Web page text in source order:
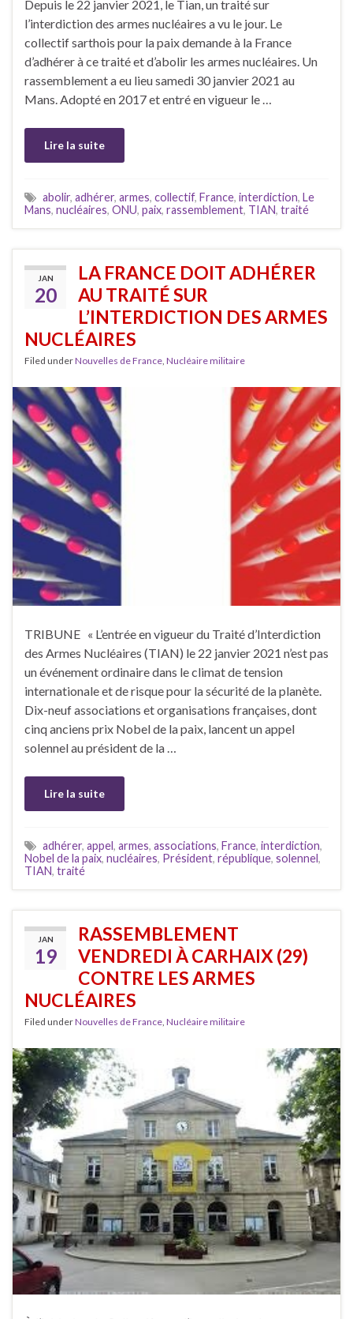
Depuis le 22 janvier 2021, le Tian, un traité sur
l’interdiction des armes nucléaires a vu le jour. Le
collectif sarthois pour la paix demande à la France
d’adhérer à ce traité et d’abolir les armes nucléaires. Un
rassemblement a eu lieu samedi 30 janvier 2021 au
Mans. Adopté en 2017 et entré en vigueur le …
Lire la suite
abolir, adhérer, armes, collectif, France, interdiction, Le
Mans, nucléaires, ONU, paix, rassemblement, TIAN, traité
JAN
20
LA FRANCE DOIT ADHÉRER
AU TRAITÉ SUR
L’INTERDICTION DES ARMES
NUCLÉAIRES
Filed underNouvelles de France Nucléaire militaire
TRIBUNE « L’entrée en vigueur du Traité d’Interdiction
des Armes Nucléaires (TIAN) le 22 janvier 2021 n’est pas
un événement ordinaire dans le climat de tension
internationale et de risque pour la sécurité de la planète.
Dix-neuf associations et organisations françaises, dont
cinq anciens prix Nobel de la paix, lancent un appel
solennel au président de la …
Lire la suite
adhérer, appel, armes, associations, France, interdiction,
Nobel de la paix, nucléaires, Président, république, solennel,
TIAN, traité
JAN
19
RASSEMBLEMENT
VENDREDI À CARHAIX (29)
CONTRE LES ARMES
NUCLÉAIRES
Filed underNouvelles de France Nucléaire militaire